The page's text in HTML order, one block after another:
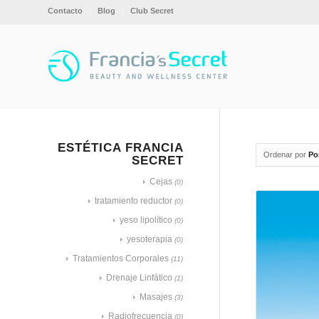
Contacto Blog Club Secret
Ordenar por
ESTÉTICA FRANCIA
SECRET
Cejas (0)
tratamiento reductor (0)
yeso lipolítico (0)
yesoterapia (0)
Tratamientos Corporales (11)
Drenaje Linfático (1)
Masajes (3)
Radiofrecuencia (0)